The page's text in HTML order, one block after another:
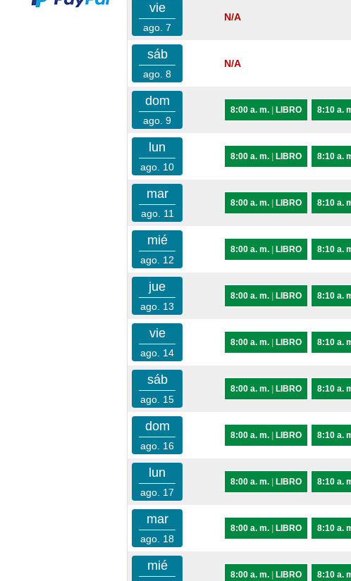
vie
ago. 7
N/A
sáb
ago. 8
N/A
dom
ago. 9
8:00 a. m. LIBRO 8:10 a.
lun
ago. 10
8:00 a. m. LIBRO 8:10 a.
mar
ago. 11
8:00 a. m. LIBRO 8:10 a.
mié
ago. 12
8:00 a. m. LIBRO 8:10 a.
jue
ago. 13
8:00 a. m. LIBRO 8:10 a.
vie
ago. 14
8:00 a. m. LIBRO 8:10 a.
sáb
ago. 15
8:00 a. m. LIBRO 8:10 a.
dom
ago. 16
8:00 a. m. LIBRO 8:10 a.
lun
ago. 17
8:00 a. m. LIBRO 8:10 a.
mar
ago. 18
8:00 a. m. LIBRO 8:10 a.
mié
8:00 a. m. LIBRO 8:10 a.